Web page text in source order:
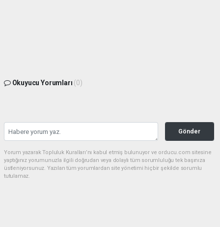
Okuyucu Yorumları (0)
Gönder
Yorum yazarak Topluluk Kuralları’nı kabul etmiş bulunuyor ve orducu.com sitesine
yaptığınız yorumunuzla ilgili doğrudan veya dolaylı tüm sorumluluğu tek başınıza
üstleniyorsunuz. Yazılan tüm yorumlardan site yönetimi hiçbir şekilde sorumlu
tutulamaz.